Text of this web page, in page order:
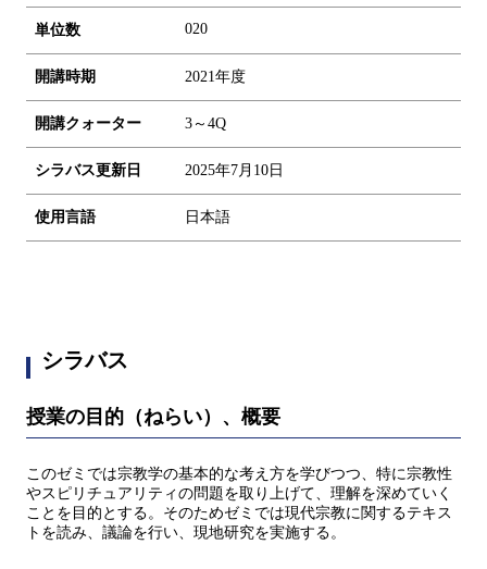
単位数 020
開講時期 2021年度
開講クォーター 3～4Q
シラバス更新日 2025年7月10日
使用言語 日本語
シラバス
授業の目的（ねらい）、概要
このゼミでは宗教学の基本的な考え方を学びつつ、特に宗教性
やスピリチュアリティの問題を取り上げて、理解を深めていく
ことを目的とする。そのためゼミでは現代宗教に関するテキス
トを読み、議論を行い、現地研究を実施する。